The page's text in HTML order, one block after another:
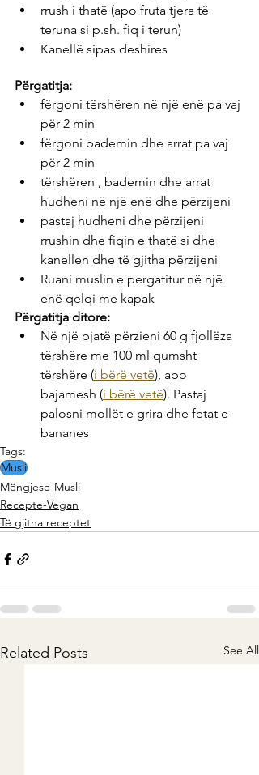
rrush i thatë (apo fruta tjera të
teruna si p.sh. fiq i terun)
Kanellë sipas deshires
Përgatitja:
fërgoni tërshëren në një enë pa vaj
për 2 min
fërgoni bademin dhe arrat pa vaj
për 2 min
tërshëren , bademin dhe arrat
hudheni në një enë dhe përzijeni
pastaj hudheni dhe përzijeni
rrushin dhe fiqin e thatë si dhe
kanellen dhe të gjitha përzijeni
Ruani muslin e pergatitur në një
enë qelqi me kapak
Përgatitja ditore:
Në një pjatë përzieni 60 g fjollëza
tërshëre me 100 ml qumsht
tërshëre (i bërë vetë), apo
bajamesh (i bërë vetë). Pastaj
palosni mollët e grira dhe fetat e
bananes
Tags:
Musli
Mëngjese-Musli
Recepte-Vegan
Të gjitha receptet
Related Posts See All